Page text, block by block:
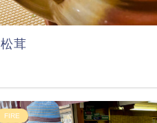
松茸
FIRE